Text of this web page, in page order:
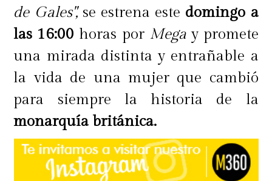
de Gales",se estrena este domingo a
las 16:00 horas por Megay promete
una mirada distinta y entrañable a
la vida de una mujer que cambió
para siempre la historia de la
monarquía británica.